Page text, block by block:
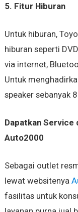
5. Fitur Hiburan
Untuk hiburan,
hiburan seperti
via internet,
Untuk
speaker sebanyak
Dapatkan Service
Auto2000
Sebagai outlet
lewat websitenya
fasilitas untuk